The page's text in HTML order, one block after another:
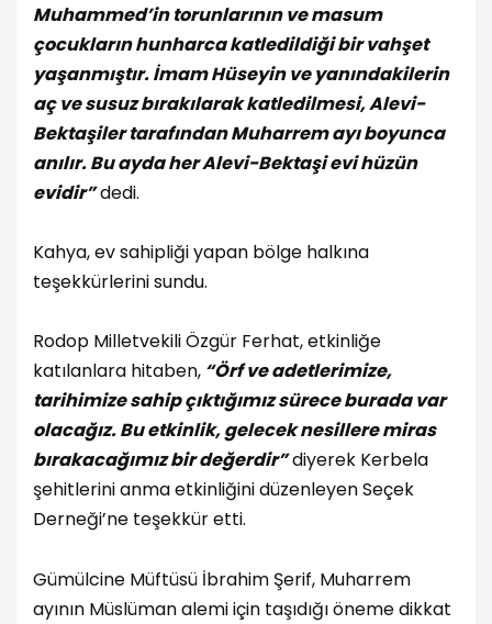
Muhammed’in torunlarının ve masum
çocukların hunharca katledildiği bir vahşet
yaşanmıştır. İmam Hüseyin ve yanındakilerin
aç ve susuz bırakılarak katledilmesi, Alevi-
Bektaşiler tarafından Muharrem ayı boyunca
anılır. Bu ayda her Alevi-Bektaşi evi hüzün
evidir”dedi.
Kahya, ev sahipliği yapan bölge halkına
teşekkürlerini sundu.
Rodop Milletvekili Özgür Ferhat, etkinliğe
katılanlara hitaben, “Örf ve adetlerimize,
tarihimize sahip çıktığımız sürece burada var
olacağız. Bu etkinlik, gelecek nesillere miras
bırakacağımız bir değerdir”diyerek Kerbela
şehitlerini anma etkinliğini düzenleyen Seçek
Derneği’ne teşekkür etti.
Gümülcine Müftüsü İbrahim Şerif, Muharrem
ayının Müslüman alemi için taşıdığı öneme dikkat